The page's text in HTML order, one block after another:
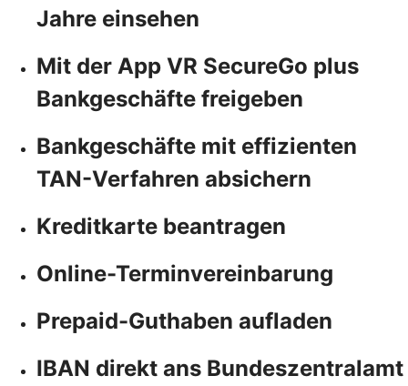
Jahre einsehen
Mit der App VR SecureGo plus
Bankgeschäfte freigeben
Bankgeschäfte mit effizienten
TAN-Verfahren absichern
Kreditkarte beantragen
Online-Terminvereinbarung
Prepaid-Guthaben aufladen
IBAN direkt ans Bundeszentralamt